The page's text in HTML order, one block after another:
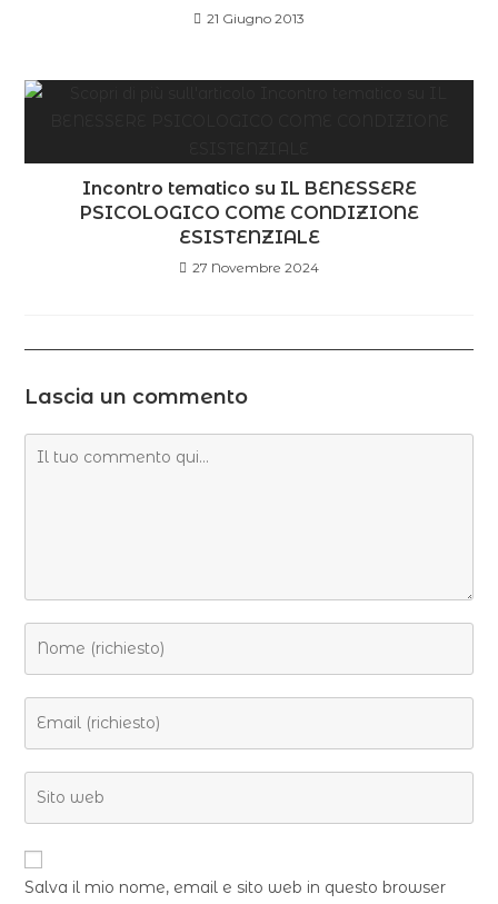
21 Giugno 2013
Incontro tematico su IL BENESSERE
PSICOLOGICO COME CONDIZIONE
ESISTENZIALE
27 Novembre 2024
Lascia un commento
Salva il mio nome, email e sito web in questo browser